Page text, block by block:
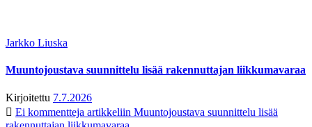
Jarkko Liuska
Muuntojoustava suunnittelu lisää rakennuttajan liikkumavaraa
Kirjoitettu 7.7.2026
Ei kommentteja artikkeliin Muuntojoustava suunnittelu lisää